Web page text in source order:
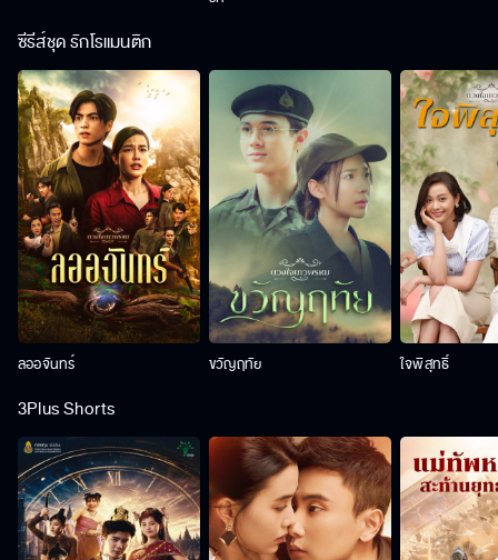
ซีรีส์ชุด รักโรแมนติก
ลออจันทร์ ขวัญฤทัย ใจพิสุทธิ์
3Plus Shorts